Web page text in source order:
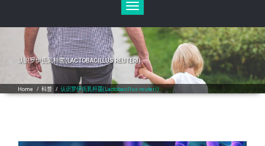
Toggle
navigation
认识罗伊氏乳杆菌(LACTOBACILLUS REUTERI)
Home / 科普 / 认识罗伊氏乳杆菌(Lactobacillus reuteri)